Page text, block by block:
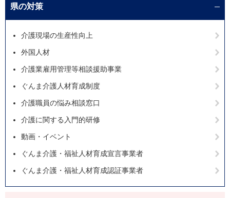
県の対策
介護現場の生産性向上
外国人材
介護業雇用管理等相談援助事業
ぐんま介護人材育成制度
介護職員の悩み相談窓口
介護に関する入門的研修
動画・イベント
ぐんま介護・福祉人材育成宣言事業者
ぐんま介護・福祉人材育成認証事業者